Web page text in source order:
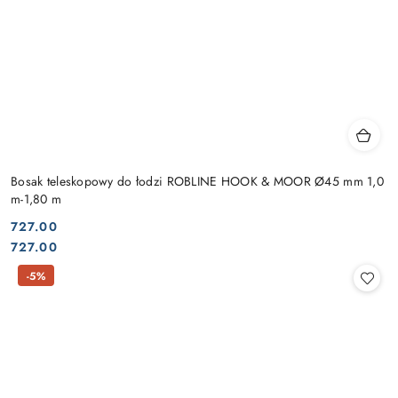
Bosak teleskopowy do łodzi ROBLINE HOOK & MOOR Ø45 mm 1,0
m-1,80 m
Cena:
727.00
Cena:
727.00
-5%